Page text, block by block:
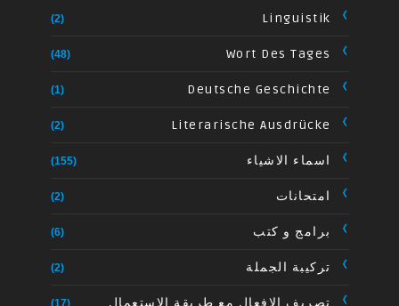
Linguistik
(2)
Wort Des Tages
(48)
Deutsche Geschichte
(1)
Literarische Ausdrücke
(2)
اسماء الاشياء (155)
امتحانات (2)
برامج و كتب (6)
تركيبة الجملة (2)
(17)